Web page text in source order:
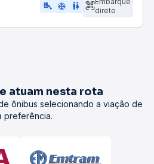
airline_seat_legroom_extra ac_unit WC
direto
atuam nesta rota
ônibus selecionando a viação de
preferência.